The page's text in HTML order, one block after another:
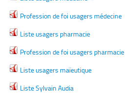
Profession de foi usagers médecine
Liste usagers pharmacie
Profession de foi usagers pharmacie
Liste usagers maïeutique
Liste Sylvain Audia